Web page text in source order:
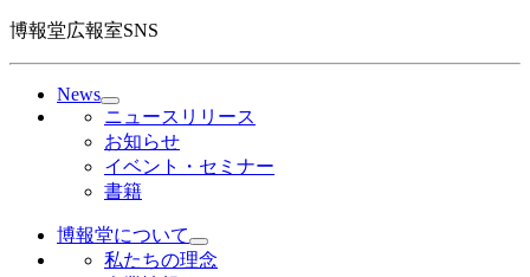
博報堂広報室SNS
News
ニュースリリース
お知らせ
イベント・セミナー
書籍
博報堂について
私たちの理念